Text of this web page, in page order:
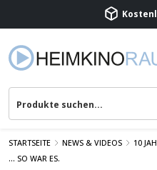
STARTSEITE NEWS & VIDEOS
10
... SO WAR ES.